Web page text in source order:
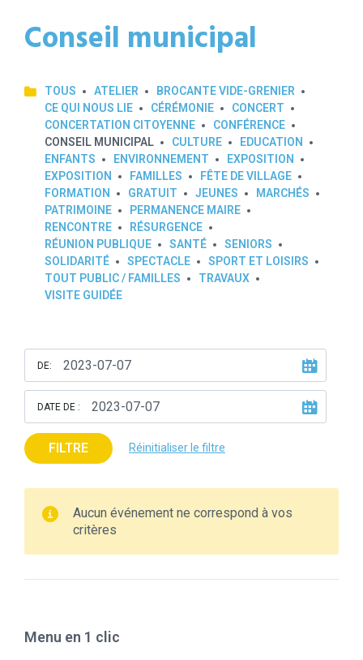
Conseil municipal
TOUS ATELIER
BROCANTE VIDE-GRENIER
CE QUI NOUS LIE
CÉRÉMONIE
CONCERT
CONCERTATION CITOYENNE
CONFÉRENCE
CONSEIL MUNICIPAL
CULTURE
EDUCATION
ENFANTS
ENVIRONNEMENT
EXPOSITION
EXPOSITION
FAMILLES
FÊTE DE VILLAGE
FORMATION
GRATUIT JEUNES
MARCHÉS
PATRIMOINE
PERMANENCE MAIRE
RENCONTRE
RÉSURGENCE
RÉUNION PUBLIQUE
SANTÉ
SENIORS
SOLIDARITÉ
SPECTACLE
SPORT ET LOISIRS
TOUT PUBLIC / FAMILLES
TRAVAUX
VISITE GUIDÉE
DE:
DATE DE :
FILTRE Réinitialiser le filtre
Aucun événement ne correspond à vos
critères
Menu en 1 clic